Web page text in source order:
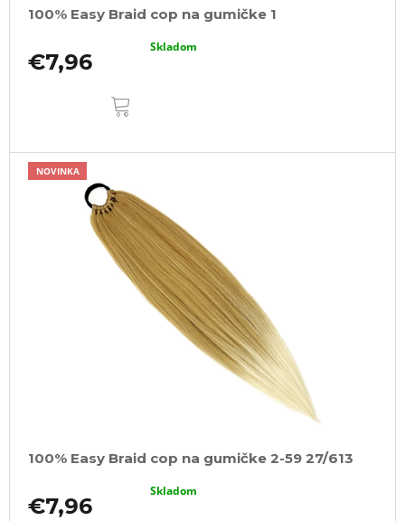
100% Easy Braid cop na gumičke 1
€7,96
Skladom
NOVINKA
100% Easy Braid cop na gumičke 2-59 27/613
€7,96
Skladom